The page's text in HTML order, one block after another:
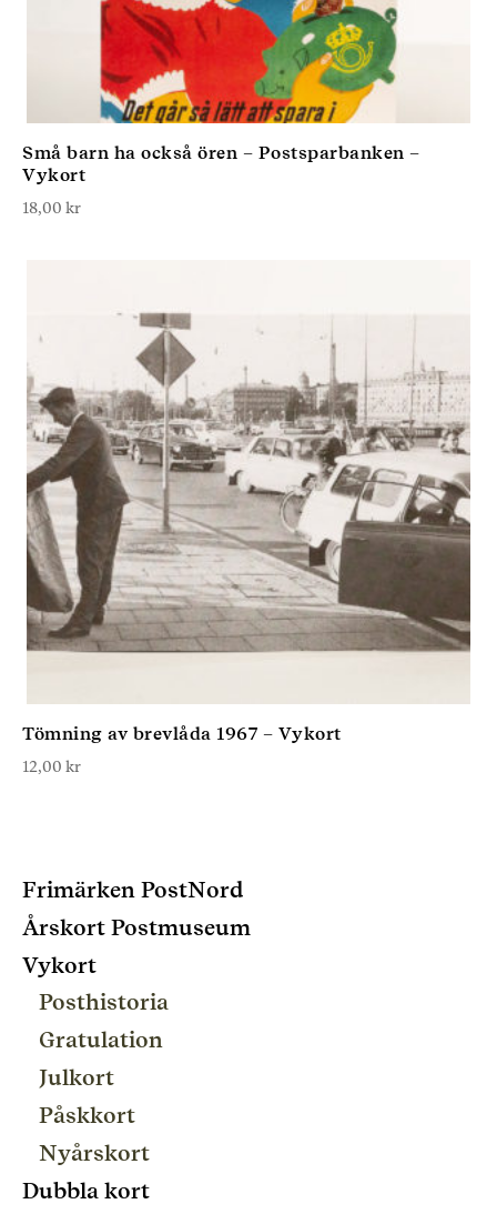
Små barn ha också ören – Postsparbanken –
Vykort
18,00 kr
Tömning av brevlåda 1967 – Vykort
12,00 kr
Frimärken PostNord
Årskort Postmuseum
Vykort
Posthistoria
Gratulation
Julkort
Påskkort
Nyårskort
Dubbla kort